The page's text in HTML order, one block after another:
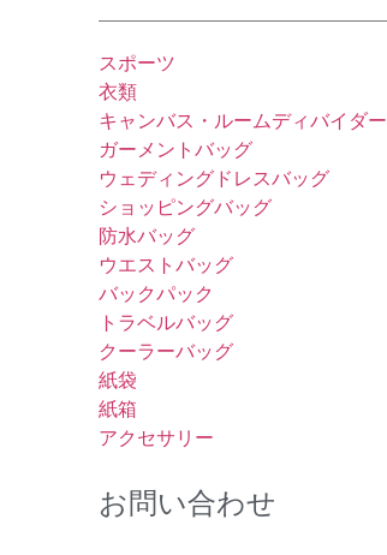
スポーツ
衣類
キャンバス・ルームディバイダー
ガーメントバッグ
ウェディングドレスバッグ
ショッピングバッグ
防水バッグ
ウエストバッグ
バックパック
トラベルバッグ
クーラーバッグ
紙袋
紙箱
アクセサリー
お問い合わせ